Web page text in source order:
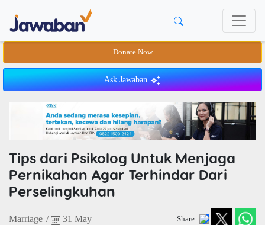
Donate Now
Ask Jawaban
Tips dari Psikolog Untuk Menjaga
Pernikahan Agar Terhindar Dari
Perselingkuhan
Marriage /
31 May
Share: